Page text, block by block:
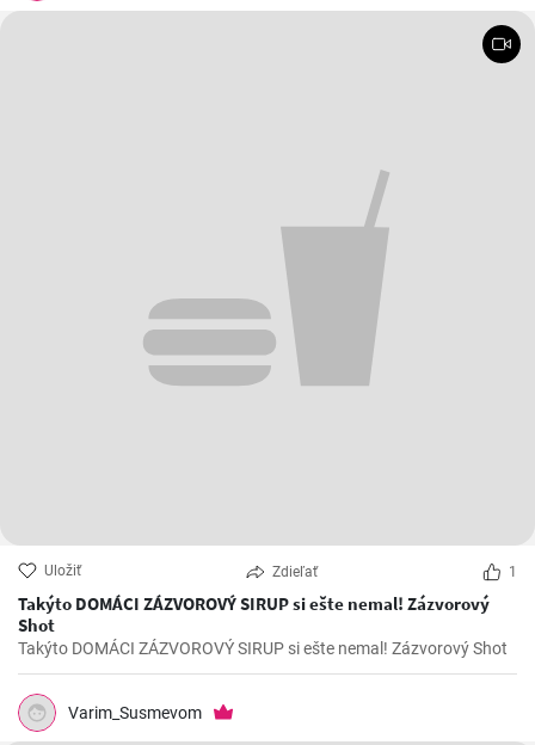
Uložiť Zdieľať 1
Takýto DOMÁCI ZÁZVOROVÝ SIRUP si ešte nemal! Zázvorový
Shot
Takýto DOMÁCI ZÁZVOROVÝ SIRUP si ešte nemal! Zázvorový Shot
Varim_Susmevom